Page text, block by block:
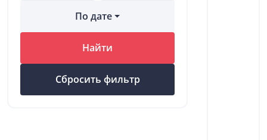
По дате
Найти
Сбросить фильтр